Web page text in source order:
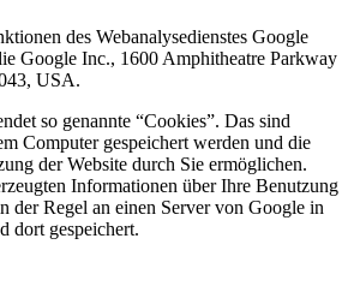
des Webanalysedienstes Google
Google Inc., 1600 Amphitheatre Parkway
USA.
so genannte “Cookies”. Das sind
Computer gespeichert werden und die
der Website durch Sie ermöglichen.
Informationen über Ihre Benutzung
der Regel an einen Server von Google in
dort gespeichert.